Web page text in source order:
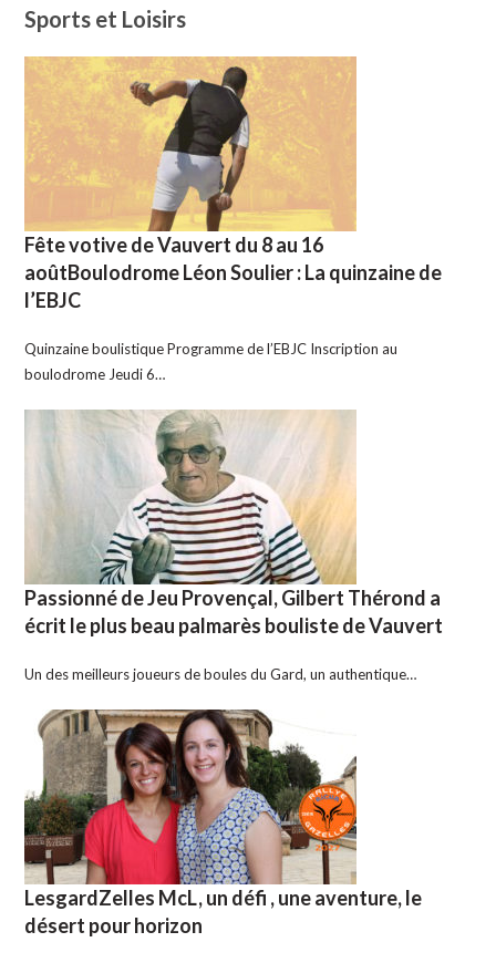
Sports et Loisirs
Fête votive de Vauvert du 8 au 16
aoûtBoulodrome Léon Soulier : La quinzaine de
l’EBJC
Quinzaine boulistique Programme de l’EBJC Inscription au
boulodrome Jeudi 6…
Passionné de Jeu Provençal, Gilbert Thérond a
écrit le plus beau palmarès bouliste de Vauvert
Un des meilleurs joueurs de boules du Gard, un authentique…
LesgardZelles McL, un défi , une aventure, le
désert pour horizon